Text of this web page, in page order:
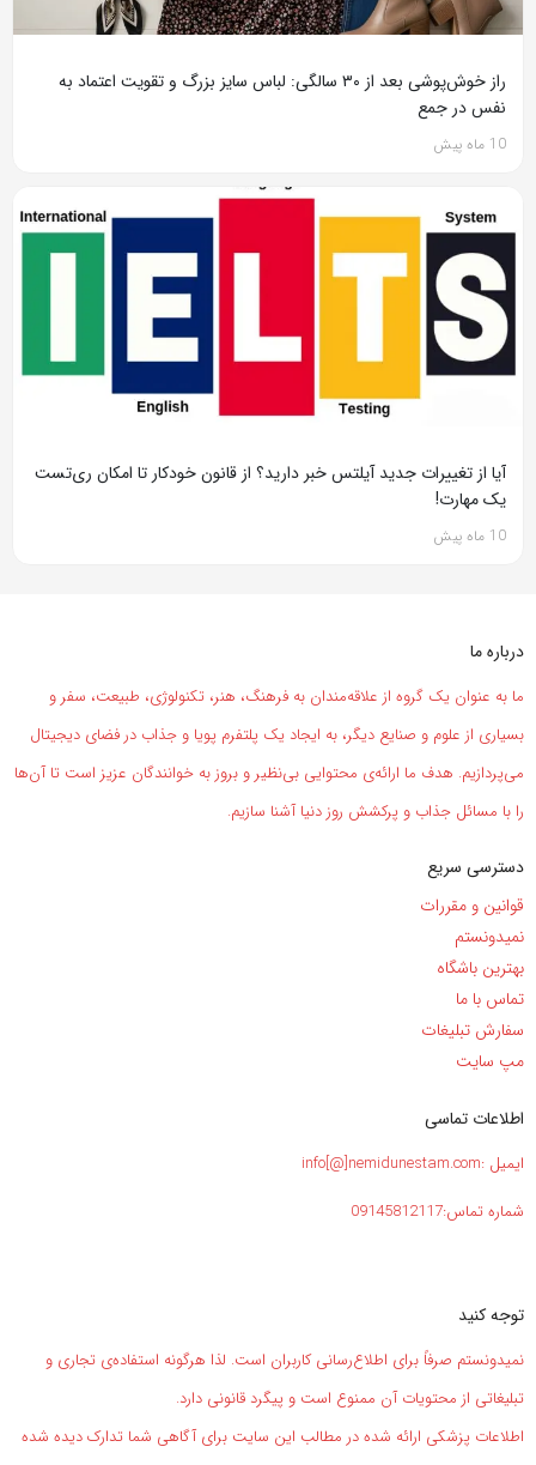
راز خوش‌پوشی بعد از ۳۰ سالگی: لباس سایز بزرگ و تقویت اعتماد به
نفس در جمع
10 ماه پیش
آیا از تغییرات جدید آیلتس خبر دارید؟ از قانون خودکار تا امکان ری‌تست
یک مهارت!
10 ماه پیش
درباره ما
ما به عنوان یک گروه از علاقه‌مندان به فرهنگ، هنر، تکنولوژی، طبیعت، سفر و
بسیاری از علوم و صنایع دیگر، به ایجاد یک پلتفرم پویا و جذاب در فضای دیجیتال
می‌پردازیم. هدف ما ارائه‌ی محتوایی بی‌نظیر و بروز به خوانندگان عزیز است تا آن‌ها
را با مسائل جذاب و پرکشش روز دنیا آشنا سازیم.
دسترسی سریع
قوانین و مقررات
نمیدونستم
بهترین باشگاه
تماس با ما
سفارش تبلیغات
مپ سایت
اطلاعات تماسی
ایمیل :info[@]nemidunestam.com
شماره تماس:09145812117
توجه کنید
نمیدونستم صرفاً برای اطلاع‌رسانی کاربران است. لذا هرگونه استفاده‌ی تجاری و
تبلیغاتی از محتویات آن ممنوع است و پیگرد قانونی دارد.
اطلاعات پزشکی ارائه شده در مطالب این سایت برای آگاهی شما تدارک دیده شده